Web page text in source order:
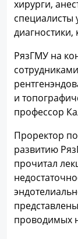
хирурги,
специалисты
РязГМУ на
и
профессор
Проректор
развитию
прочитал
проводимых